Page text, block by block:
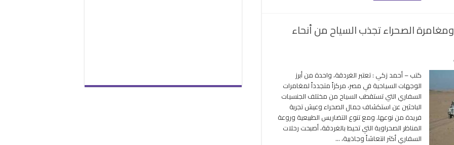
مغلقة
الصحراء تجذب السياح من أنحاء
انتعاش
السفاري
بالغردقة
ومغامرة
الصحراء
تجذب
كتب – أحمد زكي : تعتبر الغردقة، واحدة من أبرز
الوجهات السياحية في مصر، مركزاً متجدداً لمغامرات
السفاري التي تستقطب السياح من مختلف الجنسيات
الباحثين عن استكشاف جمال الصحراء وعيش تجربة
فريدة من نوعها. ومع تنوع التضاريس الطبيعية وروعة
المناظر الصحراوية التي تحيط بالغردقة، أصبحت رحلات
السفاري أكثر انتعاشاً وجاذبية، …